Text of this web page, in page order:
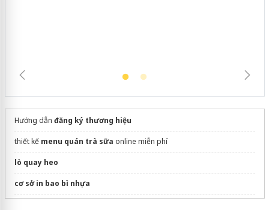
Hướng dẫn đăng ký thương hiệu
thiết kế menu quán trà sữa online miễn phí
lò quay heo
cơ sở in bao bì nhựa